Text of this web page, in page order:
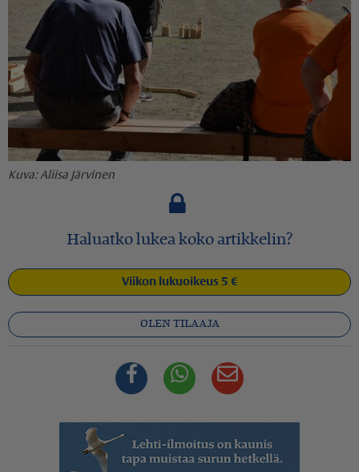
Aliisa Järvinen
Haluatko lukea koko artikkelin?
Viikon lukuoikeus 5 €
OLEN TILAAJA
FacebookWhatsappSähköposti